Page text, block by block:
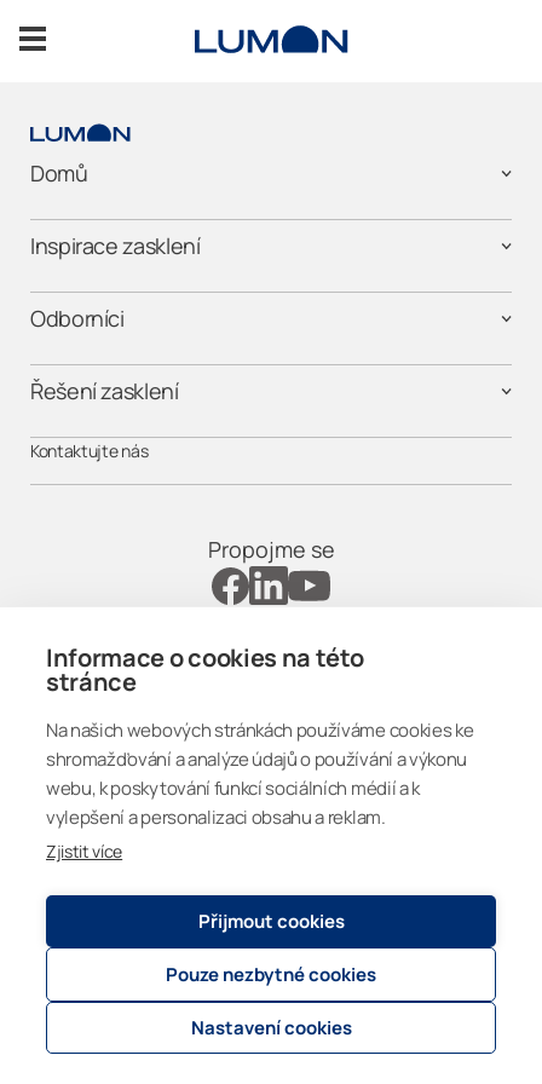
Informace o cookies na této
stránce
Na našich webových stránkách používáme cookies ke
shromažďování a analýze údajů o používání a výkonu
webu, k poskytování funkcí sociálních médií a k
vylepšení a personalizaci obsahu a reklam.
Zjistit více
Přijmout cookies
Pouze nezbytné cookies
Nastavení cookies
na
O nás
KONTAKTUJTE NÁS
Domů
Inspirace zasklení
Odborníci
Řešení zasklení
Kontaktujte nás
Propojme se
Czechia
Ochrana osobních údajů
Cookie settings
© 2026 Lumon Group